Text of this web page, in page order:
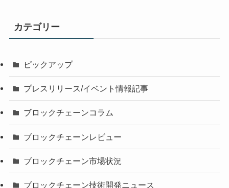
カテゴリー
ピックアップ
プレスリリース/イベント情報記事
ブロックチェーンコラム
ブロックチェーンレビュー
ブロックチェーン市場状況
ブロックチェーン技術開発ニュース